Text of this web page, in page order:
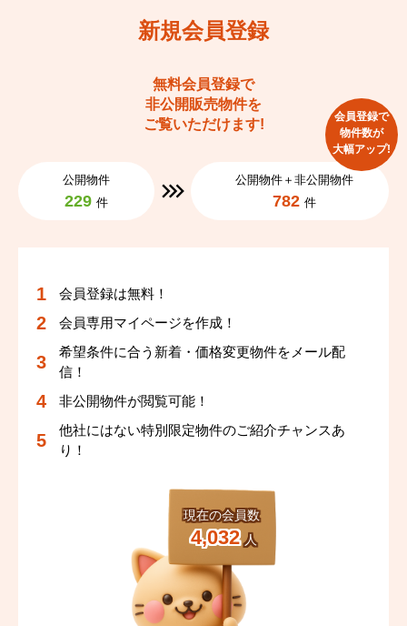
新規会員登録
無料会員登録で
非公開販売物件を
ご覧いただけます!
公開物件
229 件
公開物件＋非公開物件
782 件
会員登録で
物件数が
大幅アップ!
現在の会員数
4,032 人
会員登録は無料！
会員専用マイページを作成！
希望条件に合う新着・価格変更物件をメール配
信！
非公開物件が閲覧可能！
他社にはない特別限定物件のご紹介チャンスあ
り！